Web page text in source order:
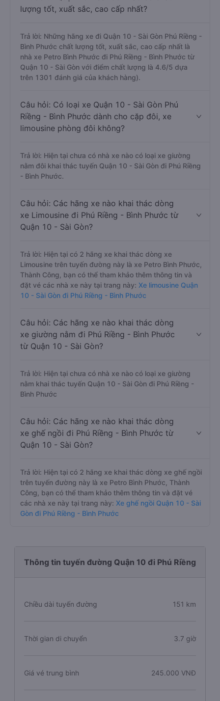
lượng tốt, xuất sắc, cao cấp nhất?
Trả lời: Những hãng xe đi Quận 10 - Sài Gòn Phú Riềng -
Bình Phước chất lượng tốt, xuất sắc, cao cấp nhất là
nhà xe Petro Bình Phước đi Phú Riềng - Bình Phước từ
Quận 10 - Sài Gòn với điểm chất lượng là 4.6/5 dựa
trên 1301 đánh giá của khách hàng).
Câu hỏi: Có loại xe Quận 10 - Sài Gòn Phú
Riềng - Bình Phước dành cho cặp đôi, xe
limousine phòng đôi không?
Trả lời: Hiện tại chưa có nhà xe nào có loại xe giường
nằm đôi khai thác tuyến Quận 10 - Sài Gòn đi Phú Riềng
- Bình Phước.
Câu hỏi: Các hãng xe nào khai thác dòng
xe Limousine đi Phú Riềng - Bình Phước từ
Quận 10 - Sài Gòn?
Trả lời: Hiện tại có 2 hãng xe khai thác dòng xe
Limousine trên tuyến đường này là xe Petro Bình Phước,
Thành Công, bạn có thể tham khảo thêm thông tin và
đặt vé các nhà xe này tại trang này: Xe limousine Quận
10 - Sài Gòn đi Phú Riềng - Bình Phước
Câu hỏi: Các hãng xe nào khai thác dòng
xe giường nằm đi Phú Riềng - Bình Phước
từ Quận 10 - Sài Gòn?
Trả lời: Hiện tại chưa có nhà xe nào có loại xe giường
nằm khai thác tuyến Quận 10 - Sài Gòn đi Phú Riềng -
Bình Phước
Câu hỏi: Các hãng xe nào khai thác dòng
xe ghế ngồi đi Phú Riềng - Bình Phước từ
Quận 10 - Sài Gòn?
Trả lời: Hiện tại có 2 hãng xe khai thác dòng xe ghế ngồi
trên tuyến đường này là xe Petro Bình Phước, Thành
Công, bạn có thể tham khảo thêm thông tin và đặt vé
các nhà xe này tại trang này: Xe ghế ngồi Quận 10 - Sài
Gòn đi Phú Riềng - Bình Phước
Thông tin tuyến đường Quận 10 đi Phú Riềng
Chiều dài tuyến đường 151 km
Thời gian di chuyển 3.7 giờ
Giá vé trung bình 245.000 VNĐ